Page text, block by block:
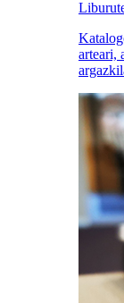
arteari,